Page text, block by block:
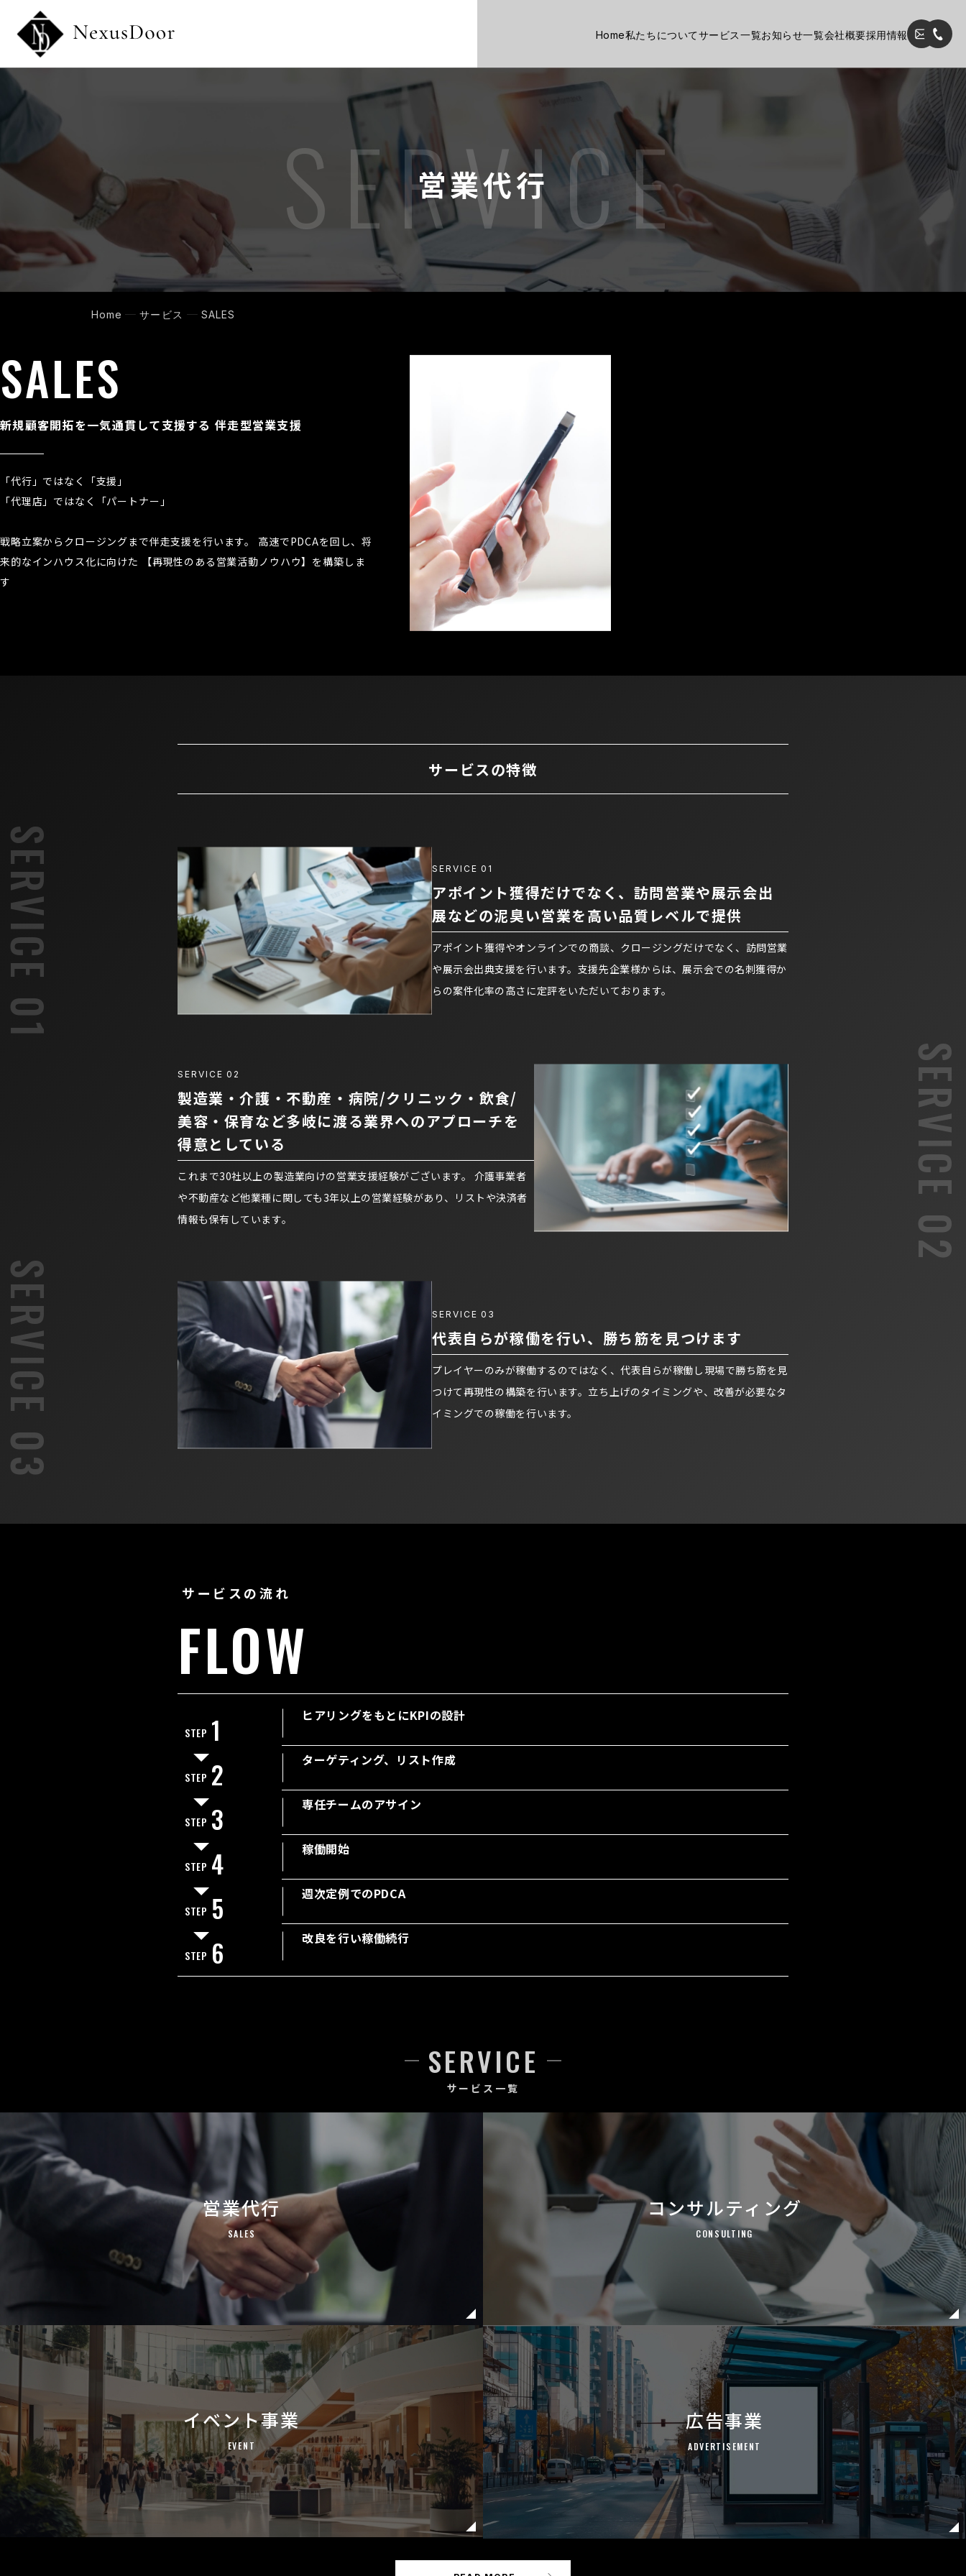
Home私たちについてサービス一覧お知らせ一覧会社概要採用情報
営業代行
SERVICE
Home サービス SALES
SALES
新規顧客開拓を一気通貫して支援する 伴走型営業支援
「代行」ではなく「支援」
「代理店」ではなく「パートナー」
戦略立案からクロージングまで伴走支援を行います。 高速でPDCAを回し、将
来的なインハウス化に向けた 【再現性のある営業活動ノウハウ】を構築しま
す
サービスの特徴
SERVICE01
アポイント獲得だけでなく、訪問営業や展示会出
展などの泥臭い営業を高い品質レベルで提供
アポイント獲得やオンラインでの商談、クロージングだけでなく、訪問営業
や展示会出典支援を行います。支援先企業様からは、展示会での名刺獲得か
らの案件化率の高さに定評をいただいております。
SERVICE02
製造業・介護・不動産・病院/クリニック・飲食/
美容・保育など多岐に渡る業界へのアプローチを
得意としている
これまで30社以上の製造業向けの営業支援経験がございます。 介護事業者
や不動産など他業種に関しても3年以上の営業経験があり、リストや決済者
情報も保有しています。
SERVICE 03
代表自らが稼働を行い、勝ち筋を見つけます
プレイヤーのみが稼働するのではなく、代表自らが稼働し現場で勝ち筋を見
つけて再現性の構築を行います。立ち上げのタイミングや、改善が必要なタ
イミングでの稼働を行います。
サービスの流れ
FLOW
STEP 1 ヒアリングをもとにKPIの設計
STEP 2 ターゲティング、リスト作成
STEP 3 専任チームのアサイン
STEP 4 稼働開始
STEP 5 週次定例でのPDCA
STEP 6 改良を行い稼働続行
SERVICE
サービス一覧
営業代行
SALES
コンサルティング
CONSULTING
イベント事業
EVENT
広告事業
ADVERTISEMENT